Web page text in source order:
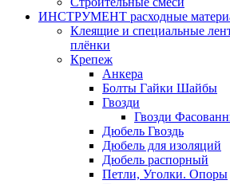
ИНСТРУМЕНТ расходные
Клеящие и специальные
плёнки
Крепеж
Анкера
Болты Гайки Шайбы
Гвозди
Гвозди
Дюбель Гвоздь
Дюбель для изоляций
Дюбель распорный
Петли, Уголки. Опоры